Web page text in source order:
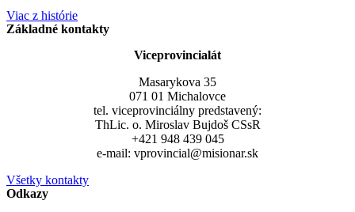
Viac z histórie
Základné kontakty
Viceprovincialát
Masarykova 35
071 01 Michalovce
tel. viceprovinciálny predstavený:
ThLic. o. Miroslav Bujdoš CSsR
+421 948 439 045
e-mail: vprovincial@misionar.sk
Všetky kontakty
Odkazy